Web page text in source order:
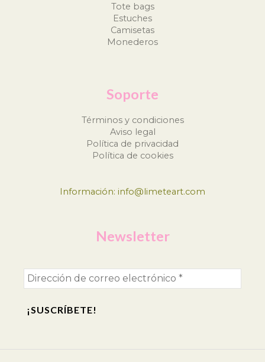
Tote bags
Estuches
Camisetas
Monederos
Soporte
Términos y condiciones
Aviso legal
Política de privacidad
Política de cookies
Información: info@limeteart.com
Newsletter